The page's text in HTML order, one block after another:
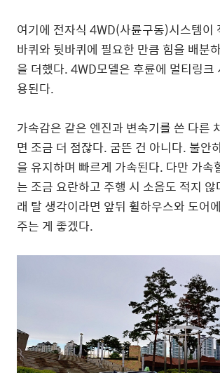
여기에 전자식 4WD(사륜구동)시스템이
바퀴와 뒷바퀴에 필요한 만큼 힘을 배분
을 더했다. 4WD모델은 후륜에 멀티링크
용된다.
가속감은 같은 엔진과 변속기를 쓴 다른
면 조금 더 점잖다. 굼뜬 건 아니다. 불안
을 유지하며 빠르게 가속된다. 다만 가속
는 조금 요란하고 주행 시 소음도 적지
래 탈 생각이라면 앞뒤 휠하우스와 도어
주는 게 좋겠다.